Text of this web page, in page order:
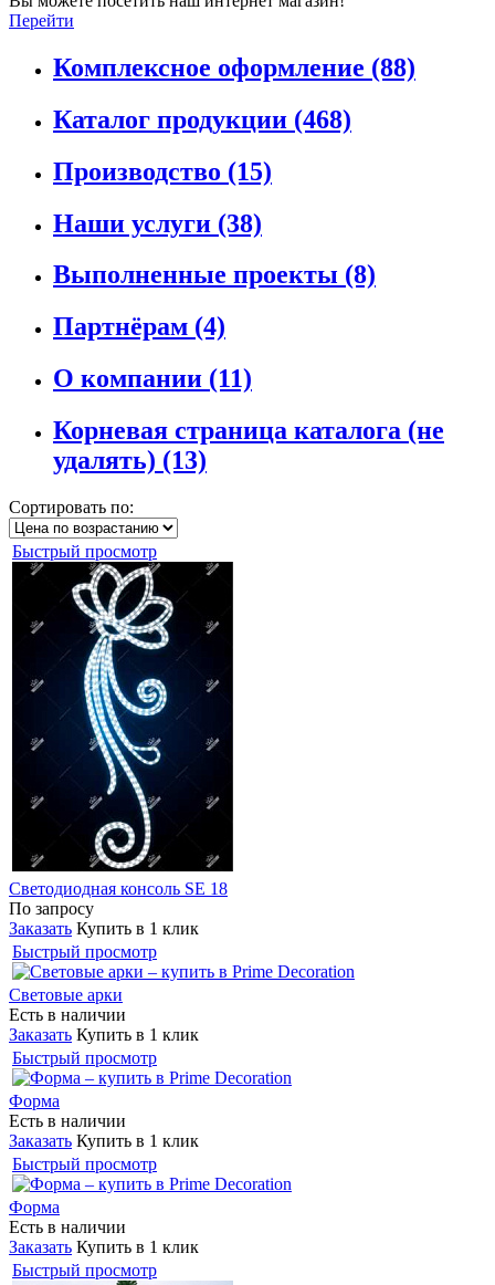
Перейти
Комплексное оформление (88)
Каталог продукции (468)
Производство (15)
Наши услуги (38)
Выполненные проекты (8)
Партнёрам (4)
О компании (11)
Корневая страница каталога (не
удалять) (13)
Сортировать по:
Быстрый просмотр
Светодиодная консоль SE 18
По запросу
Заказать Купить в 1 клик
Быстрый просмотр
Световые арки
Есть в наличии
Заказать Купить в 1 клик
Быстрый просмотр
Форма
Есть в наличии
Заказать Купить в 1 клик
Быстрый просмотр
Форма
Есть в наличии
Заказать Купить в 1 клик
Быстрый просмотр